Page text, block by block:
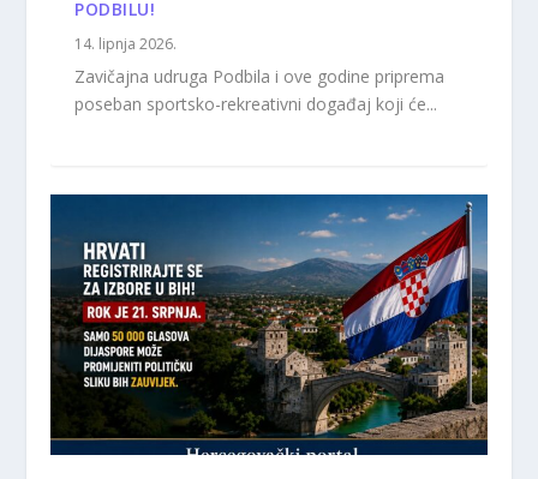
PODBILU!
14. lipnja 2026.
Zavičajna udruga Podbila i ove godine priprema
poseban sportsko-rekreativni događaj koji će...